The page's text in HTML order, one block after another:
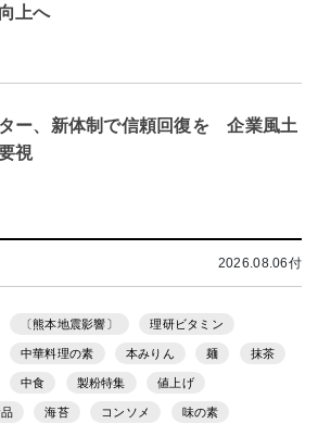
上へ
ー、新体制で信頼回復を 企業風土
視
2026.08.06付
〔熊本地震影響〕 理研ビタミン
中華料理の素 本みりん 麺 抹茶
中食 製粉特集 値上げ
海苔 コンソメ 味の素